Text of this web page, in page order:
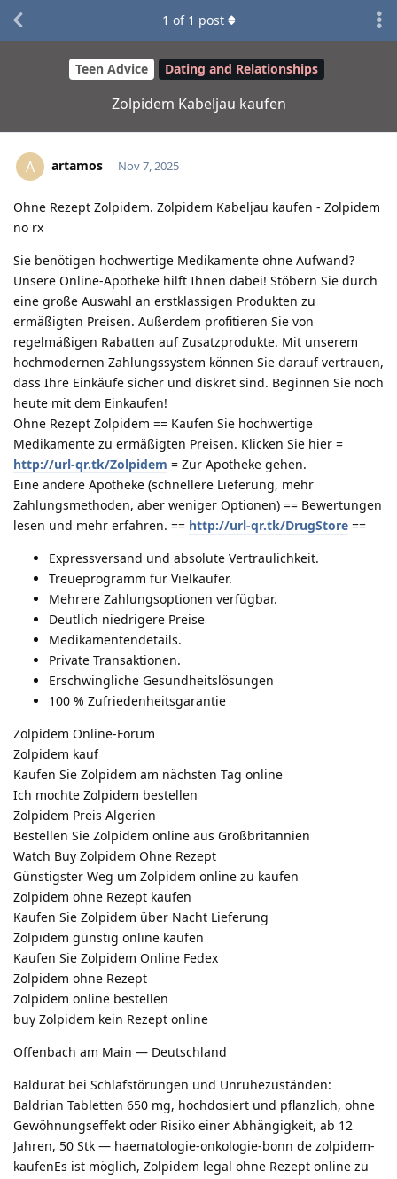
Teen Advice Dating and Relationships
Zolpidem Kabeljau kaufen
1 of 1 post
A artamos Nov 7, 2025
Ohne Rezept Zolpidem. Zolpidem Kabeljau kaufen - Zolpidem
no rx
Sie benötigen hochwertige Medikamente ohne Aufwand?
Unsere Online-Apotheke hilft Ihnen dabei! Stöbern Sie durch
eine große Auswahl an erstklassigen Produkten zu
ermäßigten Preisen. Außerdem profitieren Sie von
regelmäßigen Rabatten auf Zusatzprodukte. Mit unserem
hochmodernen Zahlungssystem können Sie darauf vertrauen,
dass Ihre Einkäufe sicher und diskret sind. Beginnen Sie noch
heute mit dem Einkaufen!
Ohne Rezept Zolpidem == Kaufen Sie hochwertige
Medikamente zu ermäßigten Preisen. Klicken Sie hier =
http://url-qr.tk/Zolpidem = Zur Apotheke gehen.
Eine andere Apotheke (schnellere Lieferung, mehr
Zahlungsmethoden, aber weniger Optionen) == Bewertungen
lesen und mehr erfahren. == http://url-qr.tk/DrugStore ==
Expressversand und absolute Vertraulichkeit.
Treueprogramm für Vielkäufer.
Mehrere Zahlungsoptionen verfügbar.
Deutlich niedrigere Preise
Medikamentendetails.
Private Transaktionen.
Erschwingliche Gesundheitslösungen
100 % Zufriedenheitsgarantie
Zolpidem Online-Forum
Zolpidem kauf
Kaufen Sie Zolpidem am nächsten Tag online
Ich mochte Zolpidem bestellen
Zolpidem Preis Algerien
Bestellen Sie Zolpidem online aus Großbritannien
Watch Buy Zolpidem Ohne Rezept
Günstigster Weg um Zolpidem online zu kaufen
Zolpidem ohne Rezept kaufen
Kaufen Sie Zolpidem über Nacht Lieferung
Zolpidem günstig online kaufen
Kaufen Sie Zolpidem Online Fedex
Zolpidem ohne Rezept
Zolpidem online bestellen
buy Zolpidem kein Rezept online
Offenbach am Main — Deutschland
Baldurat bei Schlafstörungen und Unruhezuständen:
Baldrian Tabletten 650 mg, hochdosiert und pflanzlich, ohne
Gewöhnungseffekt oder Risiko einer Abhängigkeit, ab 12
Jahren, 50 Stk — haematologie-onkologie-bonn de zolpidem-
kaufenEs ist möglich, Zolpidem legal ohne Rezept online zu